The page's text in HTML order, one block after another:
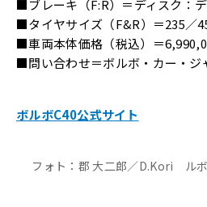
■ブレーキ（F:R）＝ディスク：
■タイヤサイズ（F&R）＝235／
■車両本体価格（税込）＝
■問い合わせ＝ボルボ・カー・
ボルボC40公式サイト
フォト：郡 大二郎／D.Kori ル